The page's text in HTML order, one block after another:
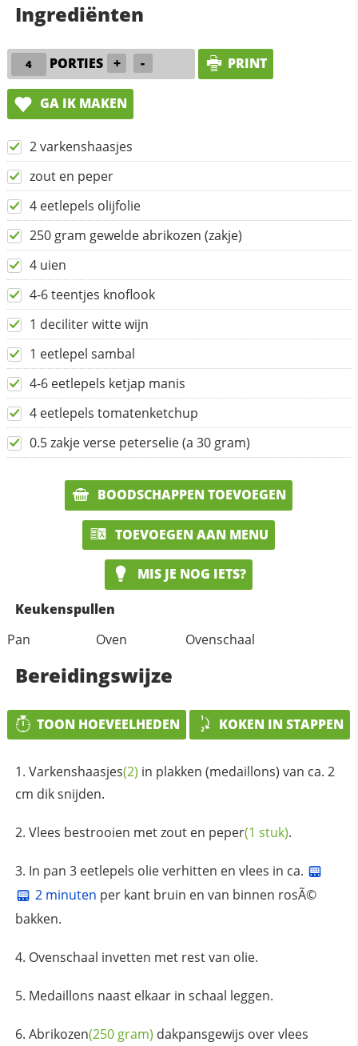
Ingrediënten
PORTIES + - PRINT
GA IK MAKEN
2 varkenshaasjes
zout en peper
4 eetlepels olijfolie
250 gram gewelde abrikozen (zakje)
4 uien
4-6 teentjes knoflook
1 deciliter witte wijn
1 eetlepel sambal
4-6 eetlepels ketjap manis
4 eetlepels tomatenketchup
0.5 zakje verse peterselie (a 30 gram)
BOODSCHAPPEN TOEVOEGEN
TOEVOEGEN AAN MENU
MIS JE NOG IETS?
Keukenspullen
Pan
Oven Ovenschaal
Bereidingswijze
TOON HOEVEELHEDEN KOKEN IN STAPPEN
Varkenshaasjes(2) in plakken (medaillons) van ca. 2
cm dik snijden.
Vlees bestrooien metzout en peper(1 stuk).
In pan 3 eetlepels olie verhitten en vlees in ca.
2 minuten per kant bruin en van binnen rosÃ©
bakken.
Ovenschaal invetten met rest van olie.
Medaillons naast elkaar in schaal leggen.
Abrikozen(250 gram) dakpansgewijs over vlees